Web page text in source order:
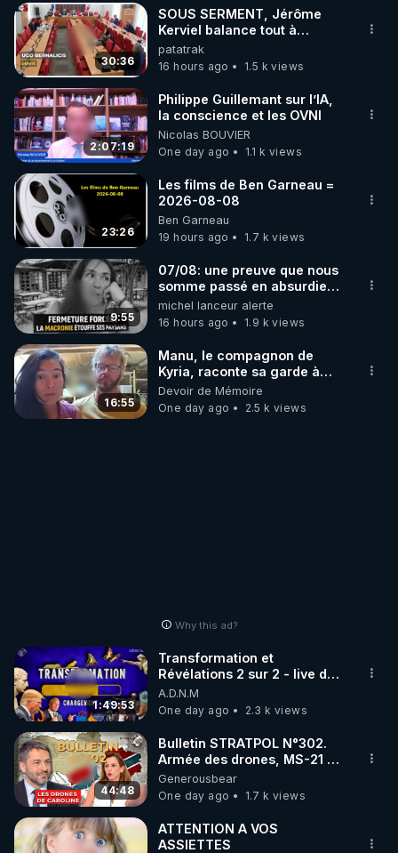
▶ 30 jours gratuit sur l’application de méditation et
de bien-être ENVOL :
Rendez-vous sur https://www.envol.app/code
le code : REGENERE
30:36
SOUS SERMENT, Jérôme
Kerviel balance tout à
l'Assemblée !
patatrak
16 hours ago
1.5 k views
2:07:19
Philippe Guillemant sur l’IA,
la conscience et les OVNI
Nicolas BOUVIER
One day ago
1.1 k views
23:26
Les films de Ben Garneau =
2026-08-08
Ben Garneau
19 hours ago
1.7 k views
9:55
07/08: une preuve que nous
somme passé en absurdie
une dictature qui veut faire
taire ses opposant !
michel lanceur alerte
16 hours ago
1.9 k views
16:55
Manu, le compagnon de
Kyria, raconte sa garde à
vue musclée. PARTAGEZ!
Devoir de Mémoire
One day ago
2.5 k views
Why this ad?
1:49:53
Transformation et
Révélations 2 sur 2 - live du
07/08/26
A.D.N.M
One day ago
2.3 k views
44:48
Bulletin STRATPOL N°302.
Armée des drones, MS-21 en
série, missiles coréens.
07.08.2026.
Generousbear
One day ago
1.7 k views
ATTENTION A VOS
ASSIETTES